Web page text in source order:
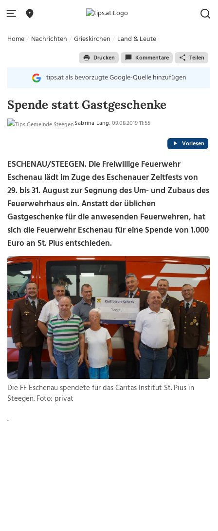
Home Nachrichten Grieskirchen Land & Leute
Drucken Kommentare Teilen
tips.at als bevorzugte Google-Quelle hinzufügen
Spende statt Gastgeschenke
Sabrina Lang, 09.08.2019 11:55
Vorlesen
ESCHENAU/STEEGEN. Die Freiwillige Feuerwehr
Eschenau lädt im Zuge des Eschenauer Zeltfests von
29. bis 31. August zur Segnung des Um- und Zubaus des
Feuerwehrhaus ein. Anstatt der üblichen
Gastgeschenke für die anwesenden Feuerwehren, hat
sich die Feuerwehr Eschenau für eine Spende von 1.000
Euro an St. Pius entschieden.
Die FF Eschenau spendete für das Caritas Institut St. Pius in
Steegen. Foto: privat
.